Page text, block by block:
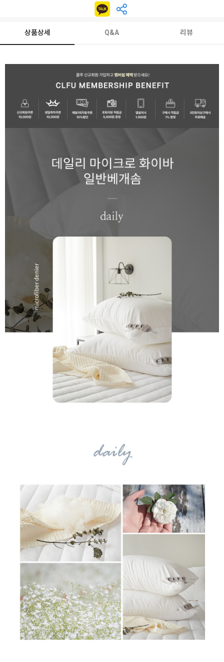
상품상세 Q&A 리뷰